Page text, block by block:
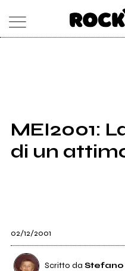
SHOP
RADIO
MEI2001:
di un
02/12/2001
Scritto da Stefano